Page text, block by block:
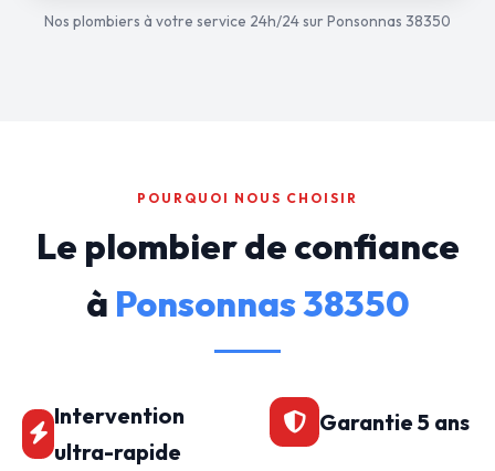
Nos plombiers à votre service 24h/24 sur Ponsonnas 38350
POURQUOI NOUS CHOISIR
Le plombier de confiance
à Ponsonnas 38350
Intervention
ultra-rapide
Garantie 5 ans